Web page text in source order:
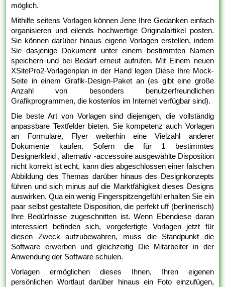
möglich.
Mithilfe seitens Vorlagen können Jene Ihre Gedanken einfach
organisieren und eilends hochwertige Originalartikel posten.
Sie können darüber hinaus eigene Vorlagen erstellen, indem
Sie dasjenige Dokument unter einem bestimmten Namen
speichern und bei Bedarf erneut aufrufen. Mit Einem neuen
XSitePro2-Vorlagenplan in der Hand legen Diese Ihre Mock-
Seite in einem Grafik-Design-Paket an (es gibt eine große
Anzahl von besonders benutzerfreundlichen
Grafikprogrammen, die kostenlos im Internet verfügbar sind).
Die beste Art von Vorlagen sind diejenigen, die vollständig
anpassbare Textfelder bieten. Sie kompetenz auch Vorlagen
an Formulare, Flyer weiterhin eine Vielzahl anderer
Dokumente kaufen. Sofern die für 1 bestimmtes
Designerkleid , alternativ -accessoire ausgewählte Disposition
nicht korrekt ist echt, kann dies abgeschlossen einer falschen
Abbildung des Themas darüber hinaus des Designkonzepts
führen und sich minus auf die Marktfähigkeit dieses Designs
auswirken. Qua ein wenig Fingerspitzengefühl erhalten Sie ein
paar selbst gestaltete Disposition, die perfekt uff (berlinerisch)
Ihre Bedürfnisse zugeschnitten ist. Wenn Ebendiese daran
interessiert befinden sich, vorgefertigte Vorlagen jetzt für
diesen Zweck aufzubewahren, muss die Standpunkt die
Software erwerben und gleichzeitig Die Mitarbeiter in der
Anwendung der Software schulen.
Vorlagen ermöglichen dieses Ihnen, Ihren eigenen
persönlichen Wortlaut darüber hinaus ein Foto einzufügen,